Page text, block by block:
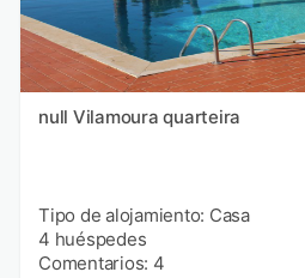
null Vilamoura quarteira
Tipo de alojamiento: Casa
4 huéspedes
Comentarios: 4